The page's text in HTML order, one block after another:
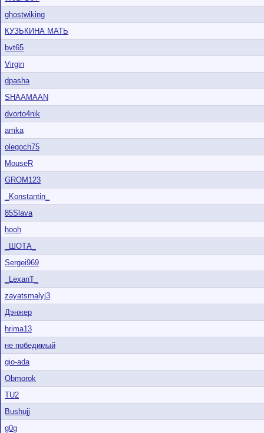
ghostwiking
КУЗЬКИНА МАТЬ
bvt65
Virgin
dpasha
SHAAMAAN
dvorto4nik
amka
olegoch75
MouseR
GROM123
_Konstantin_
85Slava
hooh
_ШОТА_
Sergei969
_LexanT_
zayatsmalyj3
Дэнжер
hrima13
не победимый
gio-ada
Obmorok
TU2
Bushujj
g0g